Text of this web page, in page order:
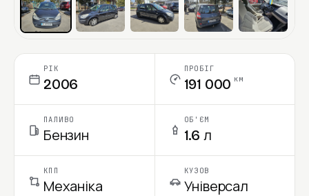
РІК
2006
ПРОБІГ
191 000 км
ПАЛИВО
Бензин
ОБ'ЄМ
1.6 л
КПП
Механіка
КУЗОВ
Універсал